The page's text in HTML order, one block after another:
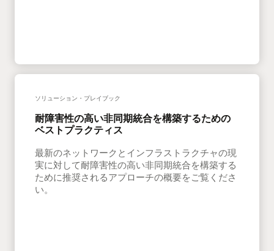
ソリューション・プレイブック
耐障害性の高い非同期統合を構築するための
ベストプラクティス
最新のネットワークとインフラストラクチャの現
実に対して耐障害性の高い非同期統合を構築する
ために推奨されるアプローチの概要をご覧くださ
い。